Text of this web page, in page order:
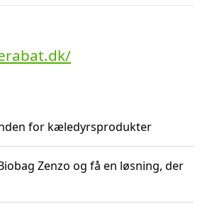
for kæledyrsprodukter
Zenzo og få en løsning, der